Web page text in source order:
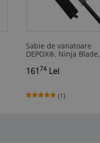
Sabie de vanatoare
DEPOX®, Ninja Blade,
maner metal, 81 cm,
negru, teaca inclusa
16174Lei
(1)